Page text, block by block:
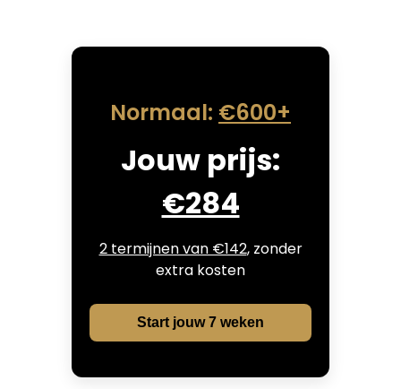
Normaal: €600+
Jouw prijs:
€284
2 termijnen van €142, zonder
extra kosten
Start jouw 7 weken